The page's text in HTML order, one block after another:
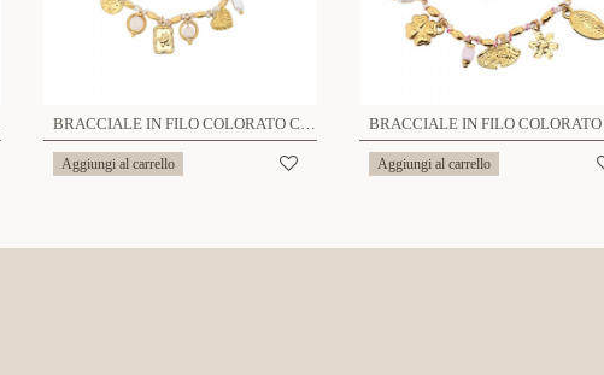
BRACCIALE IN FILO COLORATO CON CHARMS - YNK24864B3
Aggiungi al carrello Aggiungi al carrello